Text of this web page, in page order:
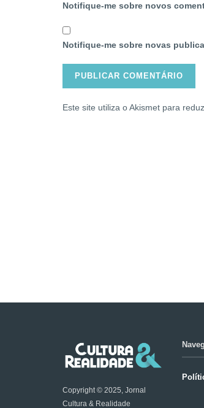
Notifique-me sobre novos
Notifique-me sobre novas
Este site utiliza o Akismet para
Copyright © 2025, Jornal
Cultura & Realidade